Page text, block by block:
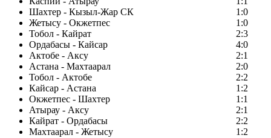
Шахтер - Кызыл-Жар СК
1:0
Жетысу - Окжетпес
1:0
Тобол - Кайрат
2:3
Ордабасы - Кайсар
4:0
Актобе - Аксу
2:1
Астана - Махтаарал
2:0
Тобол - Актобе
2:2
Кайсар - Астана
1:2
Окжетпес - Шахтер
1:1
Атырау - Аксу
2:1
Кайрат - Ордабасы
2:2
Махтаарал - Жетысу
1:2